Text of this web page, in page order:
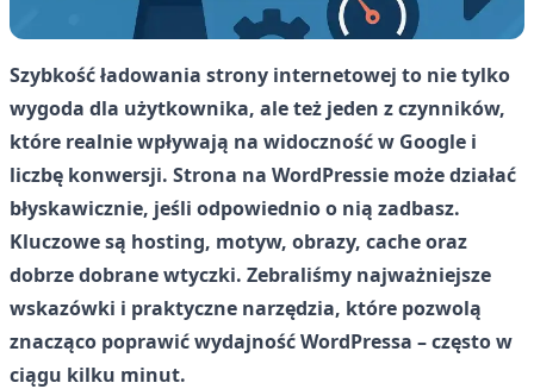
Szybkość ładowania strony internetowej to nie tylko
wygoda dla użytkownika, ale też jeden z czynników,
które realnie wpływają na widoczność w Google i
liczbę konwersji. Strona na WordPressie może działać
błyskawicznie, jeśli odpowiednio o nią zadbasz.
Kluczowe są hosting, motyw, obrazy, cache oraz
dobrze dobrane wtyczki. Zebraliśmy najważniejsze
wskazówki i praktyczne narzędzia, które pozwolą
znacząco poprawić wydajność WordPressa – często w
ciągu kilku minut.